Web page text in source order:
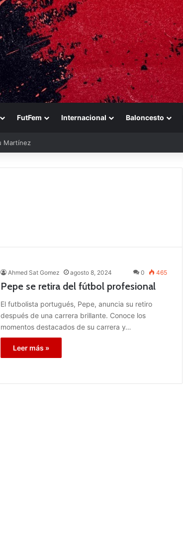
FutFem Internacional Baloncesto
Ahmed Sat Gomez agosto 8, 2024 0 465
Pepe se retira del fútbol profesional
El futbolista portugués, Pepe, anuncia su retiro
después de una carrera brillante. Conoce los
momentos destacados de su carrera y…
Leer más »